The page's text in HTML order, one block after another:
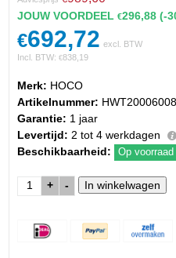
JOUW VOORDEEL€296,88 (-
€692,72 excl. BTW
Incl. BTW:€838,19
Merk: HOCO
Artikelnummer:
Garantie: 1 jaar
Levertijd: 2 tot 4 werkdagen
Beschikbaarheid:
Op voorraad
+ -